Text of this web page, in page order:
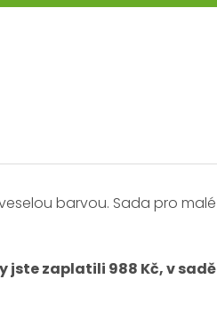
barvou. Sada pro malé
jste zaplatili 988 Kč, v sadě